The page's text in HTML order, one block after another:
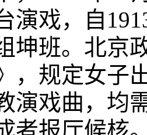
演戏，自
坤班。北京
，规定女子
演戏曲，均